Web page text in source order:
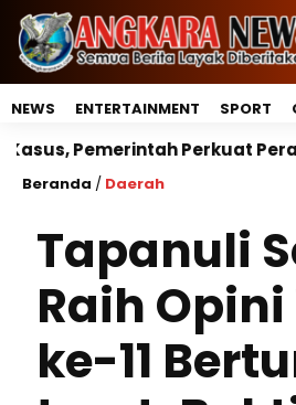
NEWS ENTERTAINMENT SPORT
Perkuat Peran Kepala
Beranda / Daerah
Tapanuli
Raih Opini
ke-11